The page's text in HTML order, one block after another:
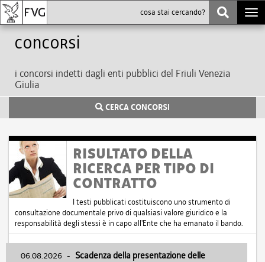
Concorsi
i concorsi indetti dagli enti pubblici del Friuli Venezia
Giulia
CERCA CONCORSI
RISULTATO DELLA
RICERCA PER TIPO DI
CONTRATTO
I testi pubblicati costituiscono uno strumento di
consultazione documentale privo di qualsiasi valore giuridico e la
responsabilità degli stessi è in capo all'Ente che ha emanato il bando.
06.08.2026 - Scadenza della presentazione delle